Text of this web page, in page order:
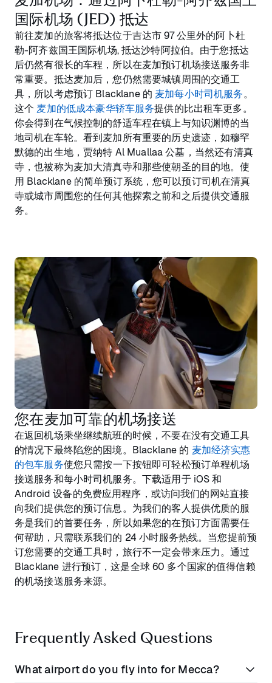
国际机场 (JED) 抵达
前往麦加的旅客将抵达位于吉达市 97 公里外的阿卜杜
勒-阿齐兹国王国际机场, 抵达沙特阿拉伯。由于您抵达
后仍然有很长的车程，所以在麦加预订机场接送服务非
常重要。抵达麦加后，您仍然需要城镇周围的交通工
具，所以考虑预订 Blacklane 的 麦加每小时司机服务。
这个 麦加的低成本豪华轿车服务提供的比出租车更多。
你会得到在气候控制的舒适车程在镇上与知识渊博的当
地司机在车轮。看到麦加所有重要的历史遗迹，如穆罕
默德的出生地，贾纳特 Al Muallaa 公墓，当然还有清真
寺，也被称为麦加大清真寺和那些使朝圣的目的地。使
用 Blacklane 的简单预订系统，您可以预订司机在清真
寺或城市周围您的任何其他探索之前和之后提供交通服
务。
您在麦加可靠的机场接送
在返回机场乘坐继续航班的时候，不要在没有交通工具
的情况下最终陷您的困境。Blacklane 的 麦加经济实惠
的包车服务使您只需按一下按钮即可轻松预订单程机场
接送服务和每小时司机服务。下载适用于 iOS 和
Android 设备的免费应用程序，或访问我们的网站直接
向我们提供您的预订信息。为我们的客人提供优质的服
务是我们的首要任务，所以如果您的在预订方面需要任
何帮助，只需联系我们的 24 小时服务热线。当您提前预
订您需要的交通工具时，旅行不一定会带来压力。通过
Blacklane 进行预订，这是全球 60 多个国家的值得信赖
的机场接送服务来源。
Frequently Asked Questions
What airport do you fly into for Mecca?